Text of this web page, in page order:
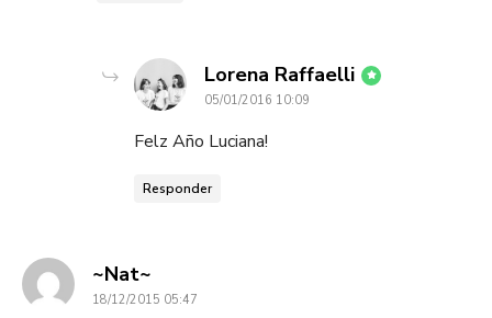
Lorena Raffaelli dice:
05/01/2016 10:09
Felz Año Luciana!
Responder
~Nat~
18/12/2015 05:47